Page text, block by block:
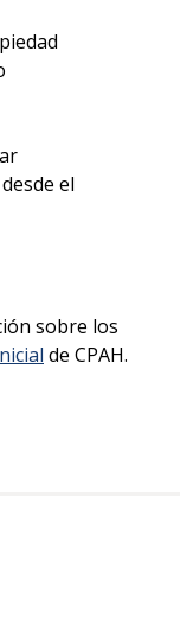
el
sobre los
de CPAH.